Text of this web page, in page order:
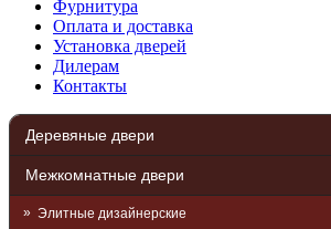
Фурнитура
Оплата и доставка
Установка дверей
Дилерам
Контакты
Деревяные двери
Межкомнатные двери
Элитные дизайнерские